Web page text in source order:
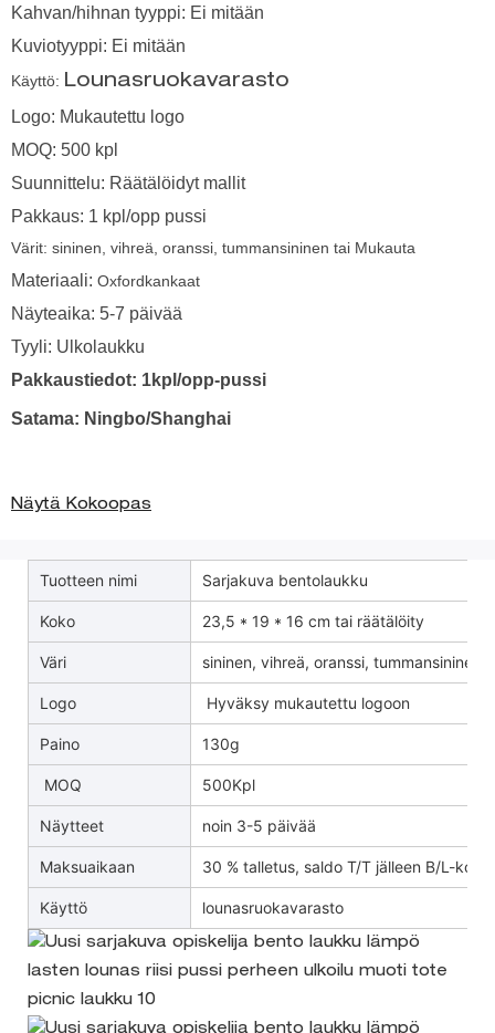
Kahvan/hihnan tyyppi: Ei mitään
Kuviotyyppi: Ei mitään
Käyttö: Lounasruokavarasto
Logo: Mukautettu logo
MOQ: 500 kpl
Suunnittelu: Räätälöidyt mallit
Pakkaus: 1 kpl/opp pussi
Värit: sininen, vihreä, oranssi, tummansininen tai Mukauta
Materiaali: Oxfordkankaat
Näyteaika: 5-7 päivää
Tyyli: Ulkolaukku
Pakkaustiedot: 1kpl/opp-pussi
Satama: Ningbo/Shanghai
Näytä Kokoopas
Tuotteen nimi Sarjakuva bentolaukku
Koko 23,5 * 19 * 16 cm tai räätälöity
Väri sininen, vihreä, oranssi, tummansininen
Logo Hyväksy mukautettu logoon
Paino 130g
MOQ 500Kpl
Näytteet noin 3-5 päivää
Maksuaikaan 30 % talletus, saldo T/T jälleen B/L-kopio
Käyttö lounasruokavarasto